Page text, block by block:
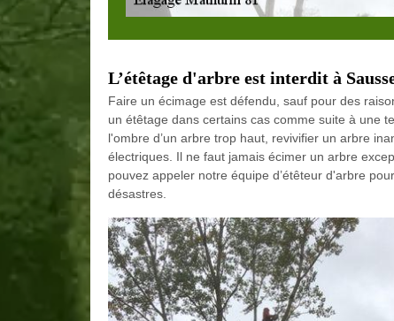
L’étêtage d'arbre est interdit à
Faire un écimage est défendu, sauf pour des
un étêtage dans certains cas comme suite à une
l'ombre d’un arbre trop haut, revivifier un arbre
électriques. Il ne faut jamais écimer un arbre
pouvez appeler notre équipe d’étêteur d'arbre
désastres.